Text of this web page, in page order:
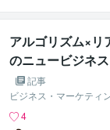
アルゴリズム×リ
のニュービジネス
記事
ビジネス・マーケティ
4